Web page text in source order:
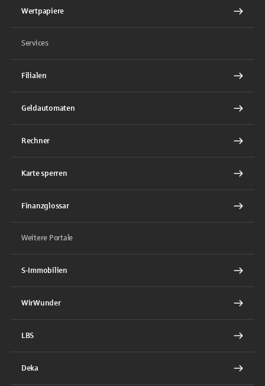
Wertpapiere
Services
Filialen
Geldautomaten
Rechner
Karte sperren
Finanzglossar
Weitere Portale
S-Immobilien
WirWunder
LBS
Deka